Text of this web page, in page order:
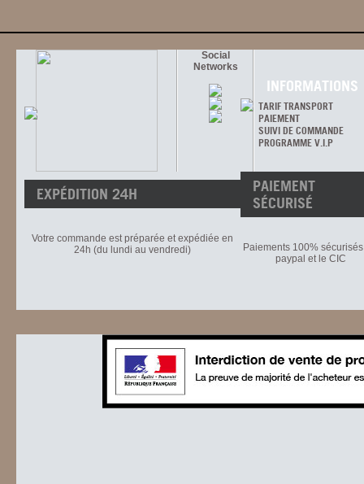
Social
Networks
INFORMATIONS
TARIF TRANSPORT
PAIEMENT
SUIVI DE COMMANDE
PROGRAMME V.I.P
EXPÉDITION 24H
Votre commande est préparée et expédiée en
24h (du lundi au vendredi)
PAIEMENT
SÉCURISÉ
Paiements 100%
paypal et le CIC